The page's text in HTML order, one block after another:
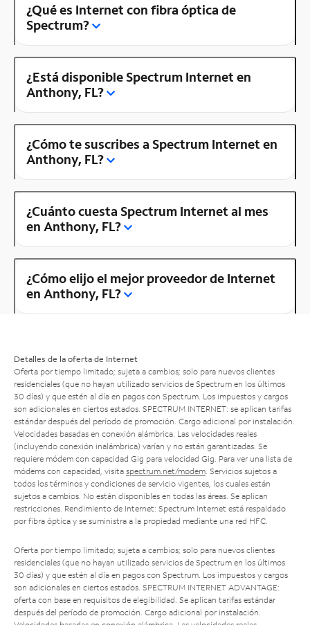
¿Qué es Internet con fibra óptica de
Spectrum?
¿Está disponible Spectrum Internet en
Anthony, FL?
¿Cómo te suscribes a Spectrum Internet en
Anthony, FL?
¿Cuánto cuesta Spectrum Internet al mes
en Anthony, FL?
¿Cómo elijo el mejor proveedor de Internet
en Anthony, FL?
Detalles de la oferta de Internet
Oferta por tiempo limitado; sujeta a cambios; solo para nuevos clientes
residenciales (que no hayan utilizado servicios de Spectrum en los últimos
30 días) y que estén al día en pagos con Spectrum. Los impuestos y cargos
son adicionales en ciertos estados. SPECTRUM INTERNET: se aplican tarifas
estándar después del período de promoción. Cargo adicional por instalación.
Velocidades basadas en conexión alámbrica. Las velocidades reales
(incluyendo conexión inalámbrica) varían y no están garantizadas. Se
requiere módem con capacidad Gig para velocidad Gig. Para ver una lista de
módems con capacidad, visita spectrum.net/modem . Servicios sujetos a
todos los términos y condiciones de servicio vigentes, los cuales están
sujetos a cambios. No están disponibles en todas las áreas. Se aplican
restricciones. Rendimiento de Internet: Spectrum Internet está respaldado
por fibra óptica y se suministra a la propiedad mediante una red HFC.
Oferta por tiempo limitado; sujeta a cambios; solo para nuevos clientes
residenciales (que no hayan utilizado servicios de Spectrum en los últimos
30 días) y que estén al día en pagos con Spectrum. Los impuestos y cargos
son adicionales en ciertos estados. SPECTRUM INTERNET ADVANTAGE:
oferta con base en requisitos de elegibilidad. Se aplican tarifas estándar
después del período de promoción. Cargo adicional por instalación.